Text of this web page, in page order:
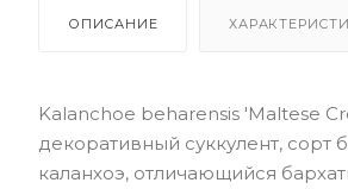
ОПИСАНИЕ
Kalanchoe beharensis 'Maltese
декоративный суккулент, сорт
каланхоэ, отличающийся